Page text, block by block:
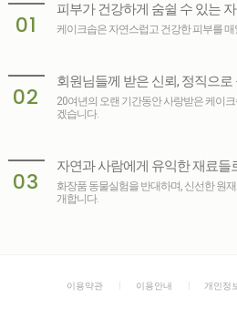
01
피부가 건강하게 숨쉴 수 있는
케이크솝은 자연스럽고 건강한 피부를
02
회원님들께 받은 신뢰, 정직으
20여년의 오랜 기간동안 사랑받은 케이
겠습니다.
03
자연과 사람에게 유익한 재료들
화장품 동물실험을 반대하며, 신선한 원
개합니다.
이용약관 이용안내 개인정